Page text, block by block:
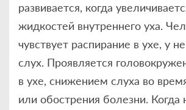
развивается, когда
жидкостей внутреннего уха.
чувствует распирание в ухе, у
слух. Проявляется
в ухе, снижением слуха во
или обострения болезни. Когда